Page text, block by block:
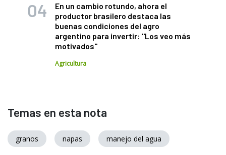
En un cambio rotundo, ahora el
productor brasilero destaca las
buenas condiciones del agro
argentino para invertir: "Los veo más
motivados"
Agricultura
Temas en esta nota
granos napas manejo del agua